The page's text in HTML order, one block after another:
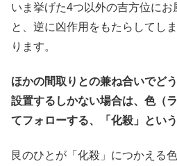
いま挙げた4つ以外の吉方位にお
と、逆に凶作用をもたらしてし
ります。
ほかの間取りとの兼ね合いでど
設置するしかない場合は、色（
てフォローする、「化殺」とい
艮のひとが「化殺」につかえる